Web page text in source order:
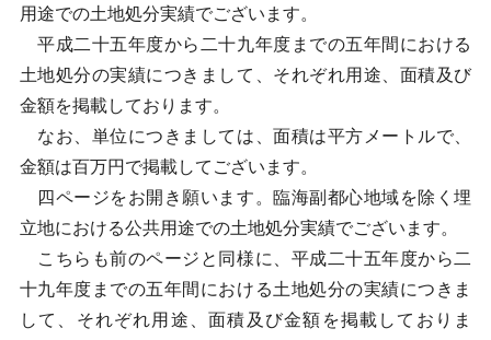
用途での土地処分実績でございます。
平成二十五年度から二十九年度までの五年間における
土地処分の実績につきまして、それぞれ用途、面積及び
金額を掲載しております。
なお、単位につきましては、面積は平方メートルで、
金額は百万円で掲載してございます。
四ページをお開き願います。臨海副都心地域を除く埋
立地における公共用途での土地処分実績でございます。
こちらも前のページと同様に、平成二十五年度から二
十九年度までの五年間における土地処分の実績につきま
して、それぞれ用途、面積及び金額を掲載しておりま